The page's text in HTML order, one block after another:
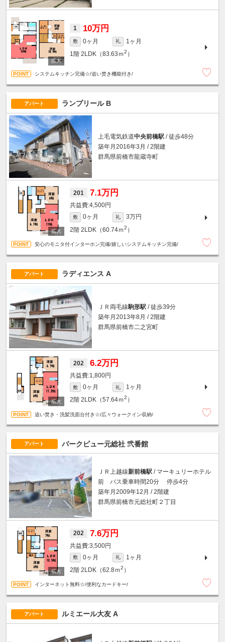
1 10万円
敷 0ヶ月 礼
1ヶ月
1階 2LDK（83.63ｍ2 ）
システムキッチン完備☆/追い焚き機能付き/
アパート ランプリール B
上毛電気鉄道中央前橋駅 / 徒歩48分
築年月2016年3月 / 2階建
群馬県前橋市龍蔵寺町
201 7.1万円
4,500円
敷 0ヶ月 礼
3万円
2階 2LDK（60.74ｍ2 ）
安心のモニタ付インターホン完備/嬉しいシステムキッチン完備/
アパート ラディエンス A
ＪＲ両毛線駒形駅 / 徒歩39分
築年月2013年8月 / 2階建
群馬県前橋市二之宮町
202 6.2万円
1,800円
敷 0ヶ月 礼
1ヶ月
2階 2LDK（57.64ｍ2 ）
追い焚き・洗髪洗面台付き☆/広々ウォークイン収納/
アパート パークビュー元総社 弐番館
ＪＲ上越線新前橋駅 / マーキュリーホテル
前 バス乗車時間20分 停歩4分
築年月2009年12月 / 2階建
群馬県前橋市元総社町２丁目
202 7.6万円
3,500円
敷 0ヶ月 礼
1ヶ月
2階 2LDK（62.8ｍ2 ）
インターネット無料☆/便利なカードキー/
アパート ルミエール大友 A